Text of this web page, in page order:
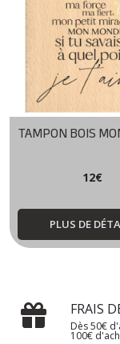
TAMPON BOIS
12€
PLUS DE
FRAIS
Dès 50€
100€